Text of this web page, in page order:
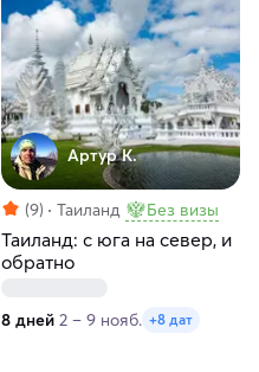
Артур К.
(9) Таиланд Без визы
Таиланд: с юга на север, и
обратно
8 дней 2 – 9 нояб. +8 дат